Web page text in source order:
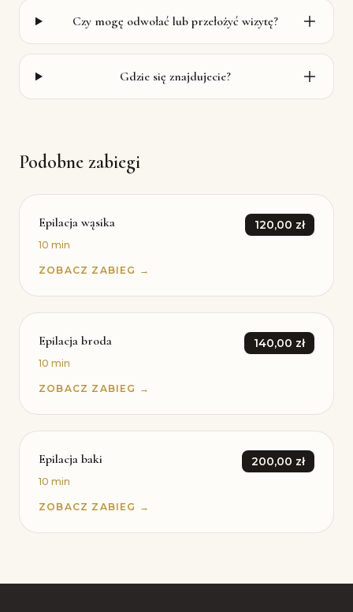
Czy mogę odwołać lub przełożyć wizytę?
Gdzie się znajdujecie?
Podobne zabiegi
Epilacja wąsika 120,00 zł
10 min
ZOBACZ ZABIEG →
Epilacja broda 140,00 zł
10 min
ZOBACZ ZABIEG →
Epilacja baki 200,00 zł
10 min
ZOBACZ ZABIEG →